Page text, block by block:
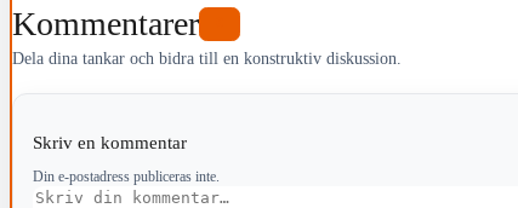
Kommentarer
Dela dina tankar och bidra till en konstruktiv diskussion.
Skriv en kommentar
Din e-postadress publiceras inte.
Kommentar